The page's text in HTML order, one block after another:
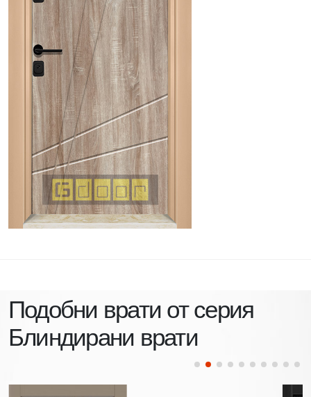
Подобни врати от серия
Блиндирани врати